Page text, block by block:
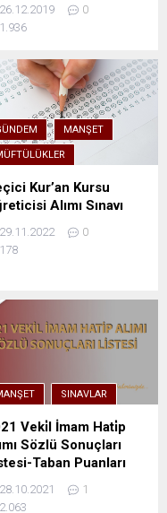
26.12.2019
0
1.936
MANŞET
Kur’an Kursu
Alımı Sınavı
29.11.2022
0
178
SINAVLAR
Veki̇l İmam Hati̇p
Sözlü Sonuçları
Taban Puanları
28.10.2021
1
2.063